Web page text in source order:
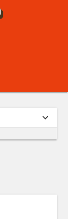
expand_more